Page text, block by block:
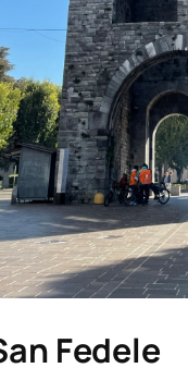
Fedele